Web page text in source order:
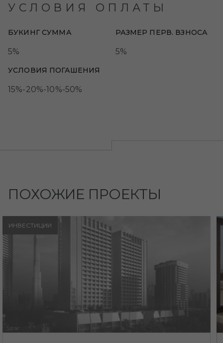
УСЛОВИЯ ОПЛАТЫ
БУКИНГ СУММА
5%
РАЗМЕР ПЕРВ. ВЗНОСА
5%
УСЛОВИЯ ПОГАШЕНИЯ
15%-20%-10%-50%
ПОХОЖИЕ ПРОЕКТЫ
ИНВЕСТИЦИИ